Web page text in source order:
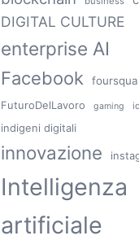
DIGITAL CULTURE
enterprise AI
Facebook
FuturoDelLavoro
gaming
indigeni digitali
innovazione
Intelligenza
artificiale